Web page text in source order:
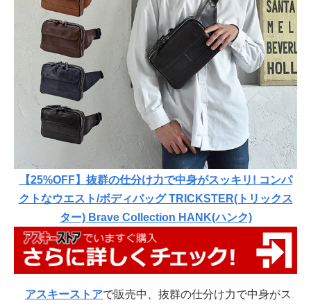
【25%OFF】抜群の仕分け力で中身がスッキリ! コンパ
クトなウエスト/ボディバッグ TRICKSTER(トリックス
ター) Brave Collection HANK(ハンク)
アスキーストアで販売中、抜群の仕分け力で中身がス